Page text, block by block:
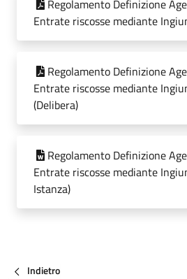
Regolamento Definizione
Entrate riscosse mediante
Regolamento Definizione
Entrate riscosse mediante
(Delibera)
Regolamento Definizione
Entrate riscosse mediante
Istanza)
Indietro